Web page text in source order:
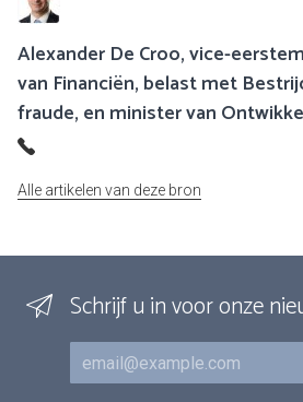
Alexander De Croo, vice-
van Financiën, belast met
fraude, en minister van
Alle artikelen van deze bron
Schrijf u in voor onze
E-mail